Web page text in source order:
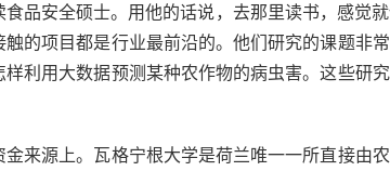
品安全硕士。用他的话说，去那里读书，感觉
的项目都是行业最前沿的。他们研究的课题非
利用大数据预测某种农作物的病虫害。这些研
来源上。瓦格宁根大学是荷兰唯一一所直接由